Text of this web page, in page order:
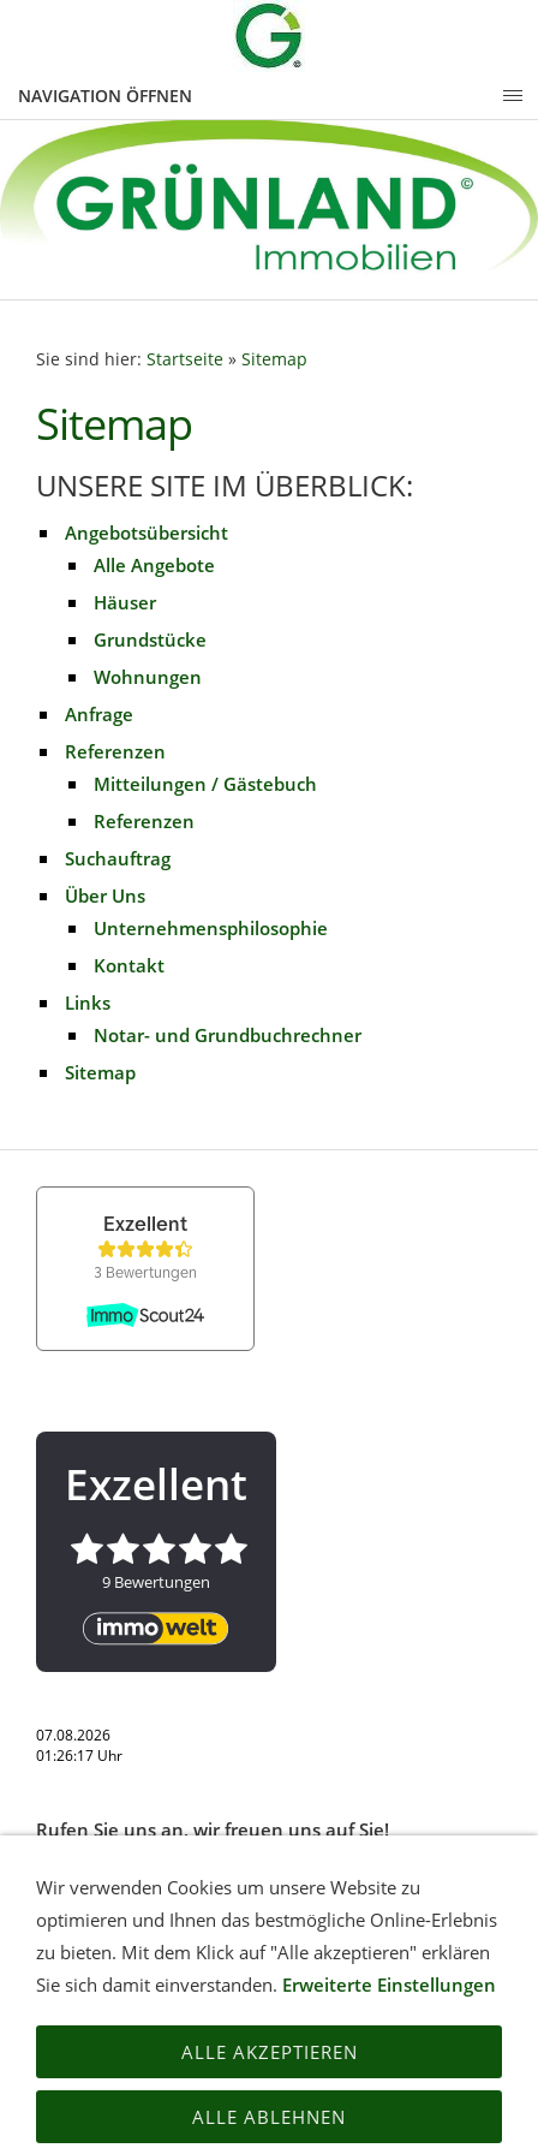
NAVIGATION ÖFFNEN
Sie sind hier: Startseite » Sitemap
Sitemap
UNSERE SITE IM ÜBERBLICK:
Angebotsübersicht
Alle Angebote
Häuser
Grundstücke
Wohnungen
Anfrage
Referenzen
Mitteilungen / Gästebuch
Referenzen
Suchauftrag
Über Uns
Unternehmensphilosophie
Kontakt
Links
Notar- und Grundbuchrechner
Sitemap
07.08.2026
01:26:17 Uhr
Rufen Sie uns an, wir freuen uns auf Sie!
033922 - 599 923
IMPRESSUM
WIDERRUFSRECHT
DATENSCHUTZERKLÄRUNG
Wir verwenden Cookies um unsere Website zu
optimieren und Ihnen das bestmögliche Online-Erlebnis
zu bieten. Mit dem Klick auf "Alle akzeptieren" erklären
Sie sich damit einverstanden. Erweiterte Einstellungen
ALLE AKZEPTIEREN
ALLE ABLEHNEN